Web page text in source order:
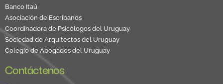
Banco Itaú
Asociación de Escribanos
Coordinadora de Psicólogos del Uruguay
Sociedad de Arquitectos del Uruguay
Colegio de Abogados del Uruguay
Contáctenos